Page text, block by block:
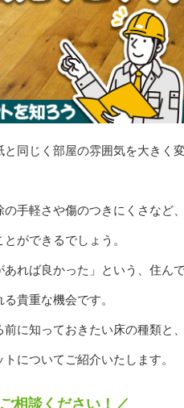
同じく部屋の雰囲気を大きく
手軽さや傷のつきにくさなど
ができるでしょう。
あれば良かった」という、住ん
貴重な機会です。
に知っておきたい床の種類と
についてご紹介いたします。
相談ください！／